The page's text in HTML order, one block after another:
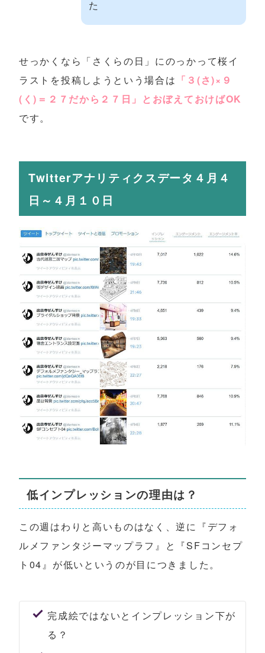
た
せっかくなら「さくらの日」にのっかって桜イ
ラストを投稿しようという場合は 「３(さ)×９
(く)＝２７だから２７日」とおぼえておけばOK
です。
Twitterアナリティクスデータ４月４
日～４月１０日
低インプレッションの理由は？
この週はわりと高いものはなく、逆に『デフォ
ルメファンタジーマップラフ』と『SFコンセプ
ト04』が低いというのが目につきました。
完成絵ではないとインプレッション下が
る？